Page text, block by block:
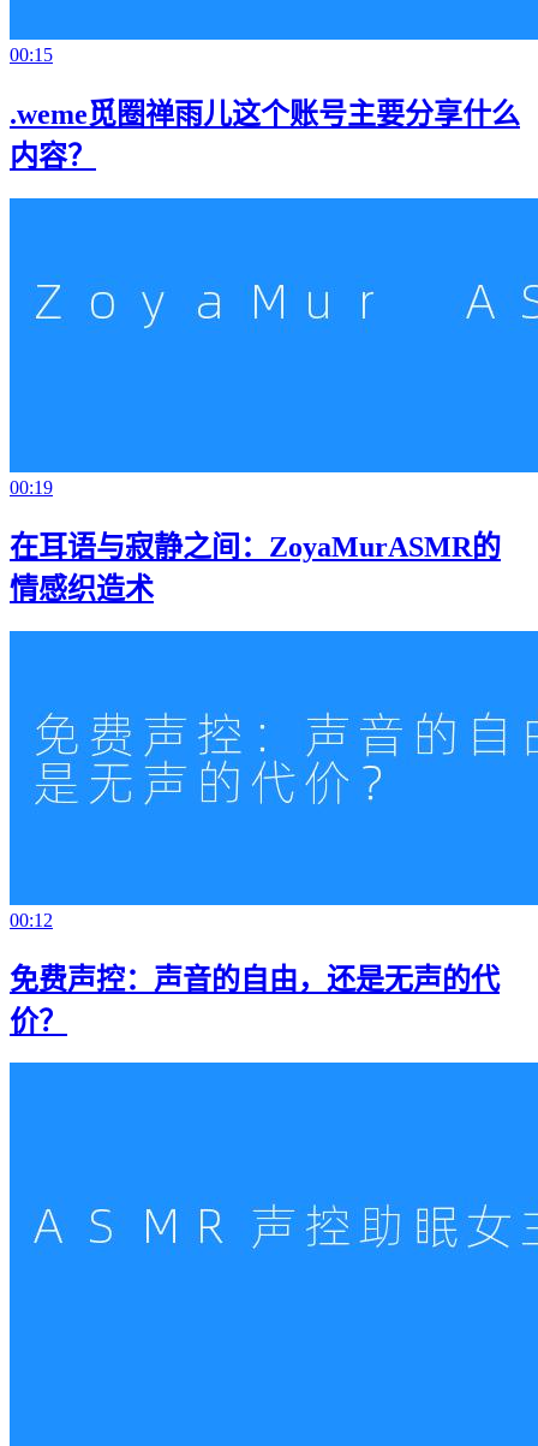
00:15
.weme觅圈禅雨儿这个账号主要分享什么
内容？
00:19
在耳语与寂静之间：ZoyaMurASMR的
情感织造术
00:12
免费声控：声音的自由，还是无声的代
价？